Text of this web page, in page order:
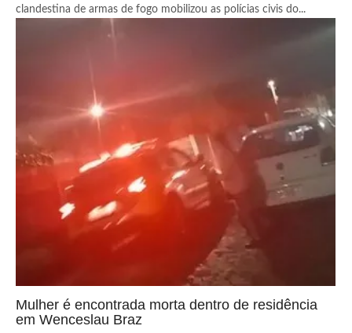
clandestina de armas de fogo mobilizou as polícias civis do...
Mulher é encontrada morta dentro de residência
em Wenceslau Braz